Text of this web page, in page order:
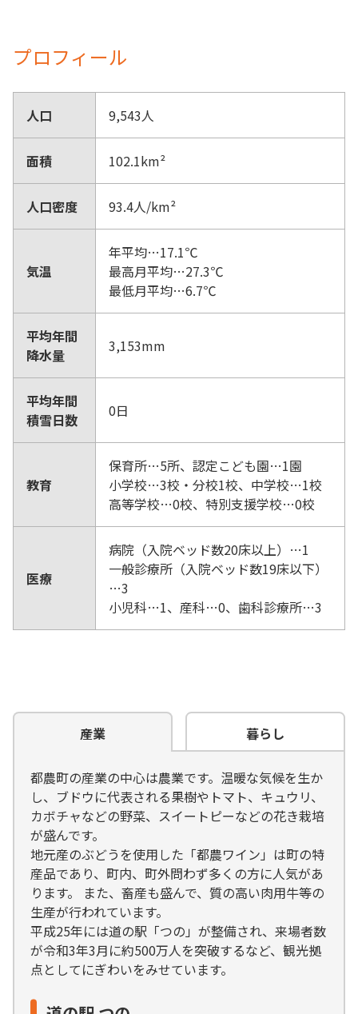
プロフィール
人口 9,543人
面積 102.1km²
人口密度 93.4人/km²
気温
年平均…17.1℃
最高月平均…27.3℃
最低月平均…6.7℃
平均年間
降水量
3,153mm
平均年間
積雪日数
0日
教育
保育所…5所、認定こども園…1園
小学校…3校・分校1校、中学校…1校
高等学校…0校、特別支援学校…0校
医療
病院（入院ベッド数20床以上）…1
一般診療所（入院ベッド数19床以下）
…3
小児科…1、産科…0、歯科診療所…3
産業 暮らし
都農町の産業の中心は農業です。温暖な気候を生か
し、ブドウに代表される果樹やトマト、キュウリ、
カボチャなどの野菜、スイートピーなどの花き栽培
が盛んです。
地元産のぶどうを使用した「都農ワイン」は町の特
産品であり、町内、町外問わず多くの方に人気があ
ります。 また、畜産も盛んで、質の高い肉用牛等の
生産が行われています。
平成25年には道の駅「つの」が整備され、来場者数
が令和3年3月に約500万人を突破するなど、観光拠
点としてにぎわいをみせています。